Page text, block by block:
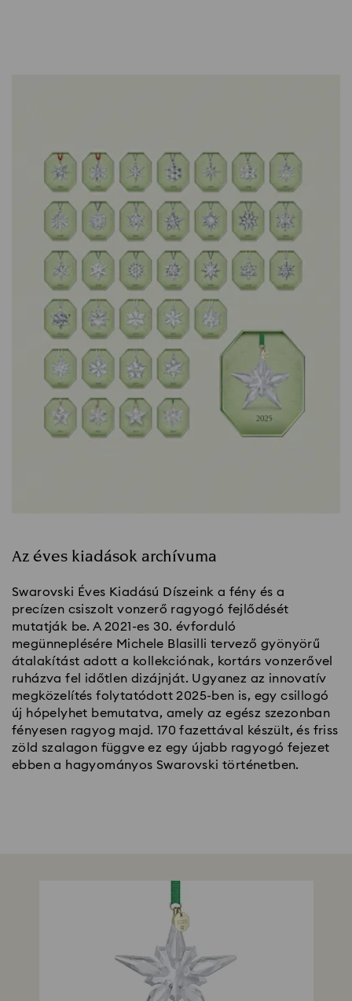
Az éves kiadások archívuma
Swarovski Éves Kiadású Díszeink a fény és a
precízen csiszolt vonzerő ragyogó fejlődését
mutatják be. A 2021-es 30. évforduló
megünneplésére Michele Blasilli tervező gyönyörű
átalakítást adott a kollekciónak, kortárs vonzerővel
ruházva fel időtlen dizájnját. Ugyanez az innovatív
megközelítés folytatódott 2025-ben is, egy csillogó
új hópelyhet bemutatva, amely az egész szezonban
fényesen ragyog majd. 170 fazettával készült, és friss
zöld szalagon függve ez egy újabb ragyogó fejezet
ebben a hagyományos Swarovski történetben.